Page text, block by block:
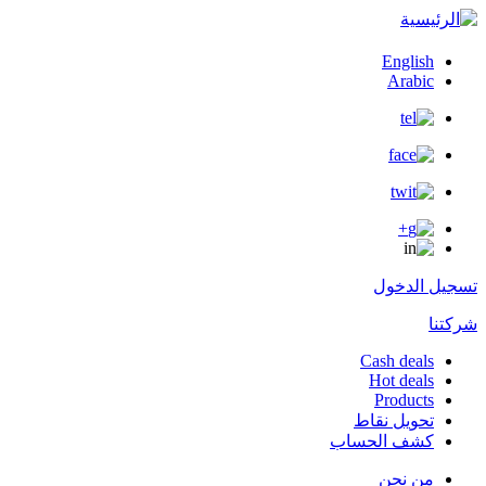
English
Arabic
تسجيل الدخول
شركتنا
user
menu
Cash deals
Hot deals
Products
تحويل نقاط
كشف الحساب
من نحن